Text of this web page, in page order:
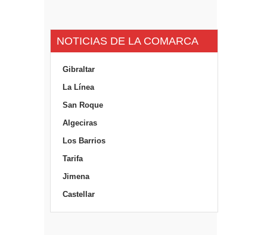
NOTICIAS DE LA COMARCA
Gibraltar
La Línea
San Roque
Algeciras
Los Barrios
Tarifa
Jimena
Castellar